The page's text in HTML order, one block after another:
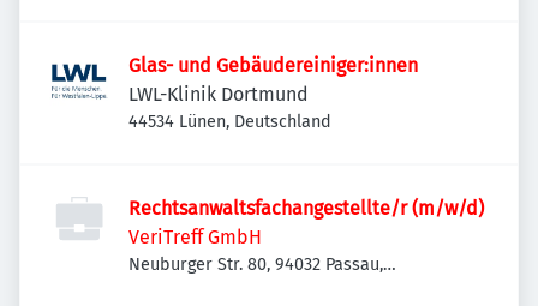
Glas- und Gebäudereiniger:innen
LWL-Klinik Dortmund
44534 Lünen, Deutschland
Rechtsanwaltsfachangestellte/r (m/w/d)
VeriTreff GmbH
Neuburger Str. 80, 94032 Passau,